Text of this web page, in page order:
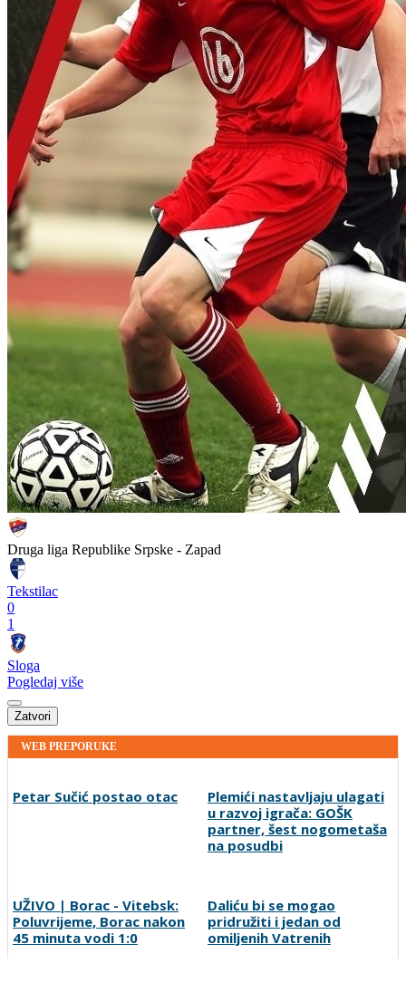
Druga liga Republike Srpske - Zapad
Tekstilac
0
1
Sloga
Pogledaj više
Zatvori
WEB PREPORUKE
Petar Sučić postao otac
Plemići nastavljaju ulagati
u razvoj igrača: GOŠK
partner, šest nogometaša
na posudbi
UŽIVO | Borac - Vitebsk:
Poluvrijeme, Borac nakon
45 minuta vodi 1:0
Daliću bi se mogao
pridružiti i jedan od
omiljenih Vatrenih